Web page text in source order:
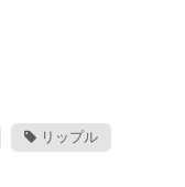
リップル